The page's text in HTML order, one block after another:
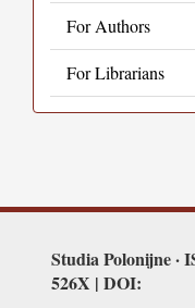
For Authors
For Librarians
Studia Polonijne ·
526X | DOI: